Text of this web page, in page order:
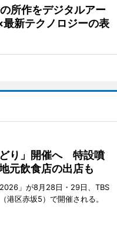
所作をデジタルアー
新テクノロジーの表
どり」開催へ 特設噴
元飲食店の出店も
2026」が8月28日・29日、TBS
港区赤坂5）で開催される。